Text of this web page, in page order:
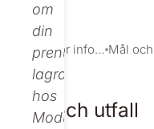
om
din
prenumeration
lagras
hos
Modular
Investor information Mål
Mål och utfall